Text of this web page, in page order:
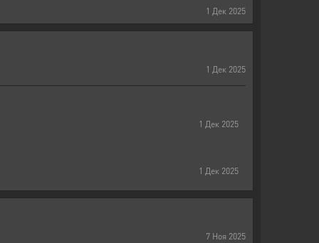
1 Дек 2025
1 Дек 2025
1 Дек 2025
1 Дек 2025
7 Ноя 2025